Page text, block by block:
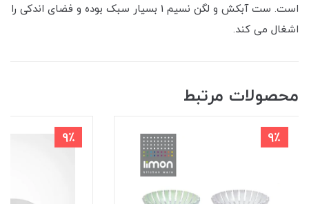
است. ست آبکش و لگن نسیم 1 بسیار سبک بوده و فضای اندکی را
اشغال می کند.
محصولات مرتبط
9٪ 9٪